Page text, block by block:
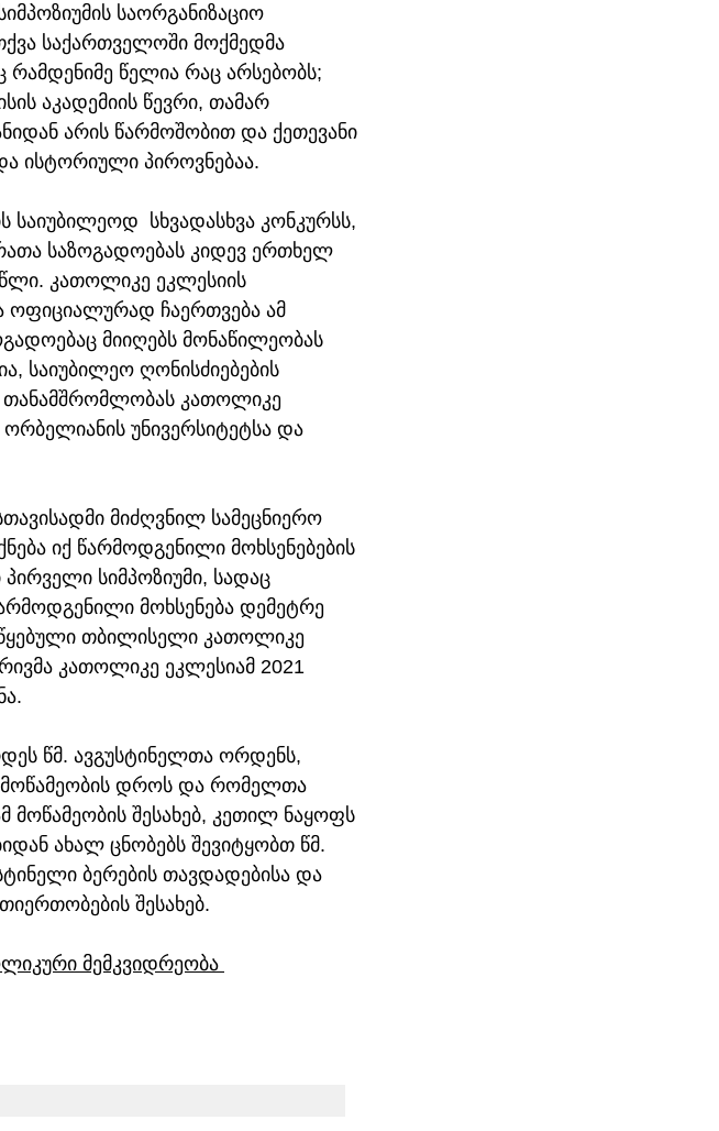
საორგანიზაციო
საქართველოში მოქმედმა
წელია რაც არსებობს;
აკადემიის წევრი, თამარ
არის წარმოშობით და ქეთევანი
ისტორიული პიროვნებაა.
სხვადასხვა კონკურსს,
საზოგადოებას კიდევ ერთხელ
კათოლიკე ეკლესიის
ოფიციალურად ჩაერთვება ამ
მიიღებს მონაწილეობას
საიუბილეო ღონისძიებების
კათოლიკე
უნივერსიტეტსა და
მიძღვნილ სამეცნიერო
იქ წარმოდგენილი მოხსენებების
სიმპოზიუმი, სადაც
მოხსენება დემეტრე
თბილისელი კათოლიკე
კათოლიკე ეკლესიამ 2021
წმ. ავგუსტინელთა ორდენს,
მოწამეობის დროს და რომელთა
მოწამეობის შესახებ, კეთილ ნაყოფს
ახალ ცნობებს შევიტყობთ წმ.
ბერების თავდადებისა და
შესახებ.
მემკვიდრეობა